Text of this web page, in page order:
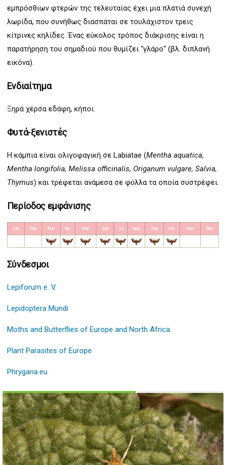
εμπρόσθιων φτερών της τελευταίας έχει μια πλατιά συνεχή
λωρίδα, που συνήθως διασπάται σε τουλάχιστον τρεις
κίτρινες κηλίδες. Ένας εύκολος τρόπος διάκρισης είναι η
παρατήρηση του σημαδιού που θυμίζει “γλάρο" (βλ. διπλανή
εικόνα).
Ενδιαίτημα
Ξηρά χέρσα εδάφη, κήποι.
Φυτά-ξενιστές
Η κάμπια είναι ολιγοφαγική σε Labiatae (Mentha aquatica,
Mentha longifolia, Melissa officinalis, Origanum vulgare, Salvia,
Thymus) και τρέφεται ανάμεσα σε φύλλα τα οποία συστρέφει.
Περίοδος εμφάνισης
Jan Feb Mar Apr May Jun Jul Aug Sep Oct Nov Dec
Σύνδεσμοι
Lepiforum e. V.
Lepidoptera Mundi
Moths and Butterflies of Europe and North Africa
Plant Parasites of Europe
Phrygana.eu